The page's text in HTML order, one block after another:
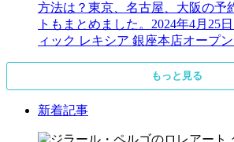
方法は？東京、名古屋、大阪の予
トもまとめました。2024年4月25
ィック レキシア 銀座本店オープ
もっと見る
新着記事